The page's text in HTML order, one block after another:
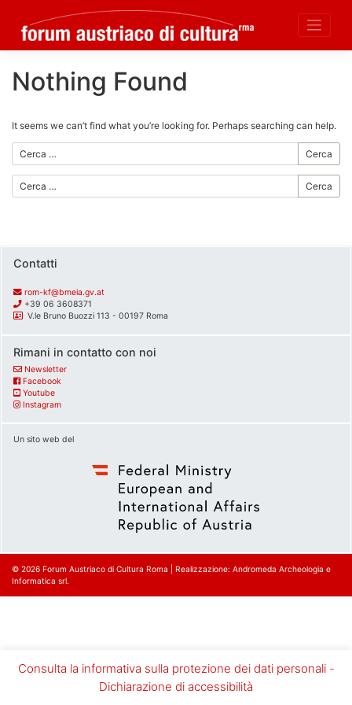
SkipNothing Found
It seems we can’t find what you’re looking for. Perhaps searching can help.
Cerca
Cerca
Contatti
rom-kf@bmeia.gv.at
+39 06 3608371
V.le Bruno Buozzi 113 - 00197 Roma
Rimani in contatto con noi
Newsletter
Facebook
Youtube
Instagram
Un sito web del
© 2026 Forum Austriaco di Cultura Roma
Realizzazione: Andromeda Archeologia e
Informatica srl.
Consulta la informativa sulla protezione dei dati personali-
Dichiarazione di accessibilità